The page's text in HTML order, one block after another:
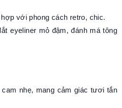
với phong cách retro, chic.
eyeliner mỏ đậm, đánh má tông
nhẹ, mang cảm giác tươi tắn